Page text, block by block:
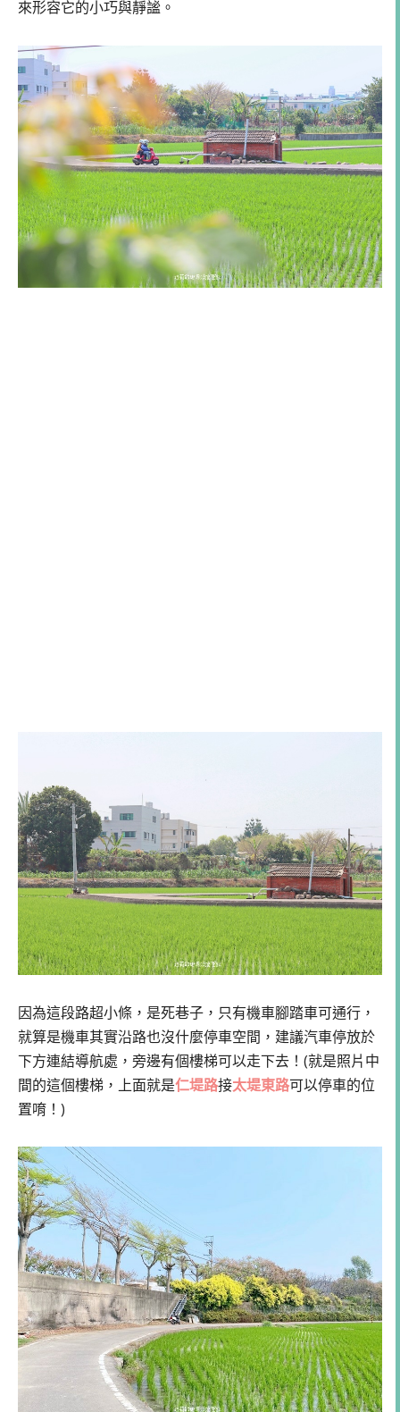
來形容它的小巧與靜謐。
因為這段路超小條，是死巷子，只有機車腳踏車可通行，
就算是機車其實沿路也沒什麼停車空間，建議汽車停放於
下方連結導航處，旁邊有個樓梯可以走下去！(就是照片中
間的這個樓梯，上面就是仁堤路接太堤東路可以停車的位
置唷！)